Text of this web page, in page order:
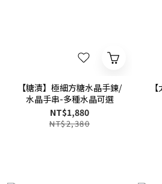
【糖漬】極細方糖水晶手鍊/
水晶手串-多種水晶可選
NT$1,880
NT$2,380